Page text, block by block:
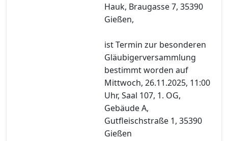
Hauk, Braugasse 7, 35390
Gießen,
ist Termin zur besonderen
Gläubigerversammlung
bestimmt worden auf
Mittwoch, 26.11.2025, 11:00
Uhr, Saal 107, 1. OG,
Gebäude A,
Gutfleischstraße 1, 35390
Gießen